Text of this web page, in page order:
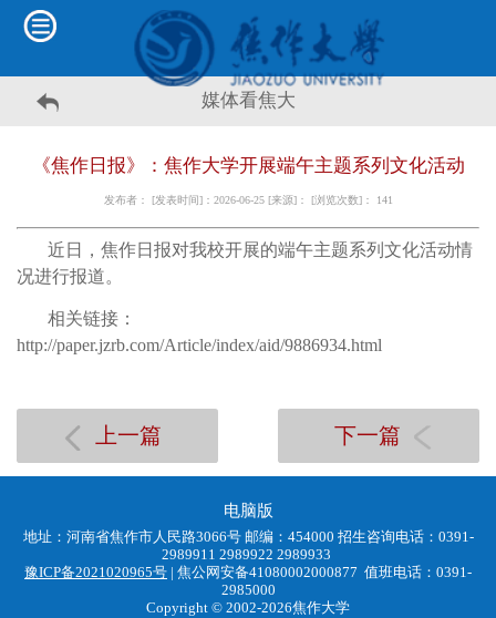
媒体看焦大
《焦作日报》：焦作大学开展端午主题系列文化活动
发布者： [发表时间]：2026-06-25 [来源]： [浏览次数]： 141
近日，焦作日报对我校开展的端午主题系列文化活动情
况进行报道。
相关链接：
http://paper.jzrb.com/Article/index/aid/9886934.html
上一篇 下一篇
电脑版
地址：河南省焦作市人民路3066号 邮编：454000 招生咨询电话：0391-
2989911 2989922 2989933
豫ICP备2021020965号 | 焦公网安备41080002000877 值班电话：0391-
2985000
Copyright © 2002-2026焦作大学